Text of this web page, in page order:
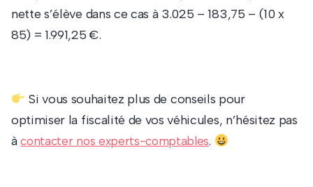
nette s’élève dans ce cas à 3.025 – 183,75 – (10 x
85) = 1.991,25 €.
Si vous souhaitez plus de conseils pour
optimiser la fiscalité de vos véhicules, n’hésitez pas
àcontacter nos experts-comptables.